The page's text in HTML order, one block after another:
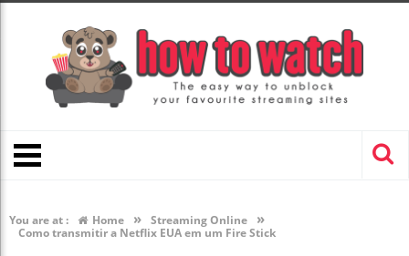
You are at : Home » Streaming Online »
Como transmitir a Netflix EUA em um Fire Stick